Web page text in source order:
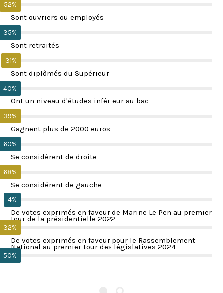
52%
35%
Sont ouvriers ou employés
31%
Sont retraités
40%
Sont diplômés du Supérieur
39%
Ont un niveau d'études inférieur au bac
60%
Gagnent plus de 2000 euros
68%
Se considèrent de droite
4%
Se considérent de gauche
32%
De votes exprimés en faveur de Marine Le Pen au premier
tour de la présidentielle 2022
50%
De votes exprimés en faveur pour le Rassemblement
National au premier tour des législatives 2024